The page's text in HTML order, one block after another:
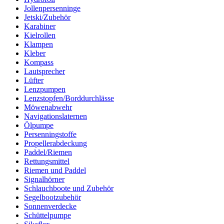
Jollenpersenninge
Jetski/Zubehör
Karabiner
Kielrollen
Klampen
Kleber
Kompass
Lautsprecher
Lüfter
Lenzpumpen
Lenzstopfen/Borddurchlässe
Möwenabwehr
Navigationslaternen
Ölpumpe
Persenningstoffe
Propellerabdeckung
Paddel/Riemen
Rettungsmittel
Riemen und Paddel
Signalhörner
Schlauchboote und Zubehör
Segelbootzubehör
Sonnenverdecke
Schüttelpumpe